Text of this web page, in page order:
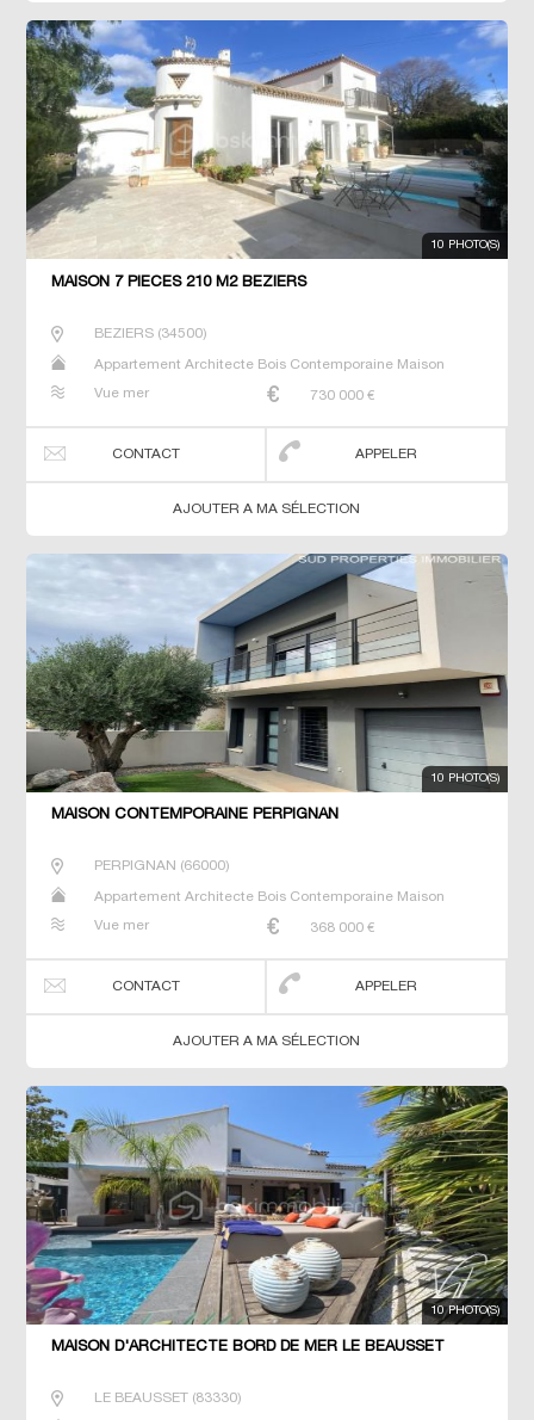
10 PHOTO(S)
MAISON 7 PIECES 210 M2 BEZIERS
BEZIERS(34500)
Appartement Architecte Bois Contemporaine Maison
Vue mer
730 000 €
CONTACT APPELER
AJOUTER A MA SÉLECTION
10 PHOTO(S)
MAISON CONTEMPORAINE PERPIGNAN
PERPIGNAN (66000)
Appartement Architecte Bois Contemporaine Maison
Vue mer
368 000 €
CONTACT APPELER
AJOUTER A MA SÉLECTION
10 PHOTO(S)
MAISON D'ARCHITECTE BORD DE MER LE BEAUSSET
LE BEAUSSET(83330)